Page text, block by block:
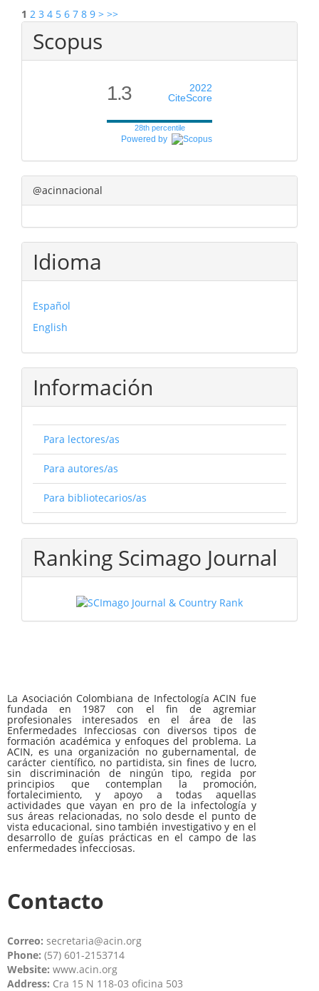
1 2 3 4 5 6 7 8 9 > >>
Scopus
1.3
2022
CiteScore
28th percentile
Powered by
@acinnacional
Idioma
Español
English
Información
Para lectores/as
Para autores/as
Para bibliotecarios/as
Ranking Scimago Journal
La Asociación Colombiana de Infectología ACIN fue
fundada en 1987 con el fin de agremiar
profesionales interesados en el área de las
Enfermedades Infecciosas con diversos tipos de
formación académica y enfoques del problema. La
ACIN, es una organización no gubernamental, de
carácter científico, no partidista, sin fines de lucro,
sin discriminación de ningún tipo, regida por
principios que contemplan la promoción,
fortalecimiento, y apoyo a todas aquellas
actividades que vayan en pro de la infectología y
sus áreas relacionadas, no solo desde el punto de
vista educacional, sino también investigativo y en el
desarrollo de guías prácticas en el campo de las
enfermedades infecciosas.
Contacto
Correo: secretaria@acin.org
Phone: (57) 601-2153714
Website: www.acin.org
Address: Cra 15 N 118-03 oficina 503